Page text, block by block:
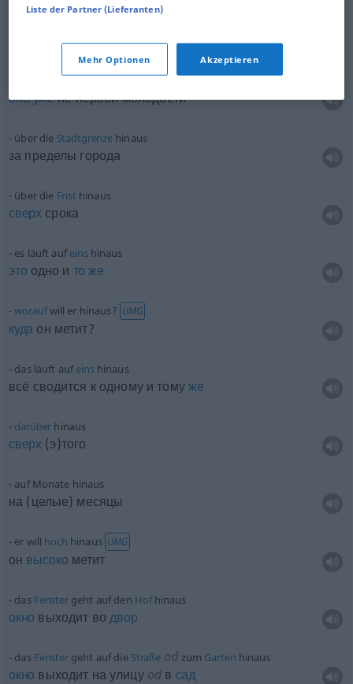
сводится к тому, что …
schonüber ihre ersteJugendhinaus
онаужене первой молодости
über die Stadtgrenze hinaus
за пределы города
über die Frist hinaus
сверх срока
es läuft aufeinshinaus
это одно и то же
woraufwill er hinaus? UMG
куда он метит?
das läuft aufeinshinaus
всё сводится к одному и томуже
darüber hinaus
сверх (э)того
auf Monate hinaus
на (целые) месяцы
er will hoch hinaus UMG
он высоко метит
das Fenstergeht auf den Hofhinaus
окно выходит водвор
das Fenstergeht auf die Straße od zum Garten hinaus
окно выходит на улицуod в сад
Liste der Partner (Lieferanten)
Mehr Optionen Akzeptieren